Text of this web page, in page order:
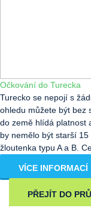
Očkování do Turecka
Turecko se nepojí s
ohledu můžete být bez
do země hlídá platnost
by nemělo být starší
žloutenka typu A a B.
VÍCE INFORMACÍ
PŘEJÍT DO